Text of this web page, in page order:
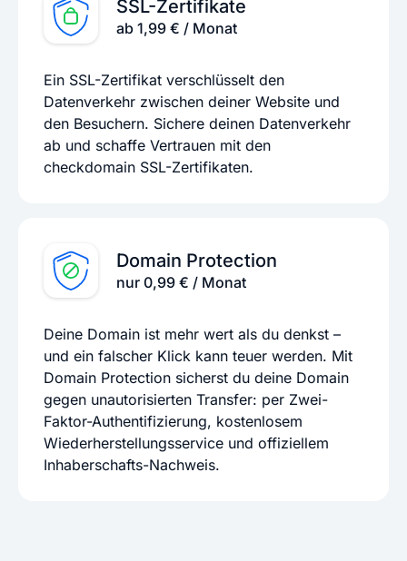
SSL-Zertifikate
ab 1,99 € / Monat
Ein SSL-Zertifikat verschlüsselt den
Datenverkehr zwischen deiner Website und
den Besuchern. Sichere deinen Datenverkehr
ab und schaffe Vertrauen mit den
checkdomain SSL-Zertifikaten.
Domain Protection
nur 0,99 € / Monat
Deine Domain ist mehr wert als du denkst –
und ein falscher Klick kann teuer werden. Mit
Domain Protection sicherst du deine Domain
gegen unautorisierten Transfer: per Zwei-
Faktor-Authentifizierung, kostenlosem
Wiederherstellungsservice und offiziellem
Inhaberschafts-Nachweis.